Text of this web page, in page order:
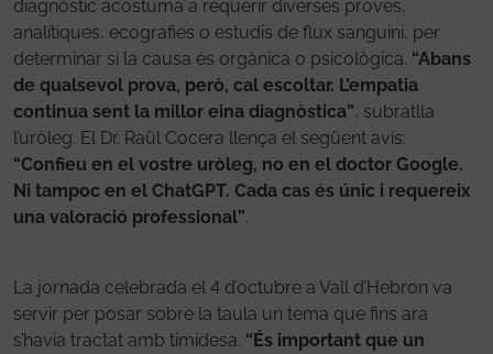
diagnòstic acostuma a requerir diverses proves,
analítiques, ecografies o estudis de flux sanguini, per
determinar si la causa és orgànica o psicològica. “Abans
de qualsevol prova, però, cal escoltar. L’empatia
continua sent la millor eina diagnòstica”, subratlla
l’uròleg. El Dr. Raül Cocera llença el següent avís:
“Confieu en el vostre uròleg, no en el doctor Google.
Ni tampoc en el ChatGPT. Cada cas és únic i requereix
una valoració professional”.
La jornada celebrada el 4 d’octubre a Vall d’Hebron va
servir per posar sobre la taula un tema que fins ara
s’havia tractat amb timidesa. “És important que un